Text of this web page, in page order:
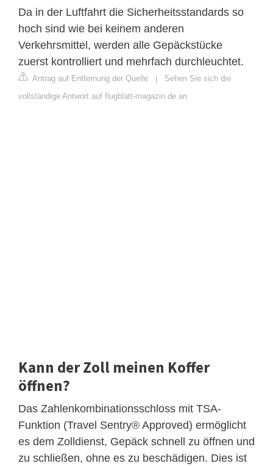
Da in der Luftfahrt die Sicherheitsstandards so
hoch sind wie bei keinem anderen
Verkehrsmittel, werden alle Gepäckstücke
zuerst kontrolliert und mehrfach durchleuchtet.
Antrag auf Entfernung der Quelle
Sehen Sie sich die
vollständige Antwort auf flugblatt-magazin.de an
Kann der Zoll meinen Koffer
öffnen?
Das Zahlenkombinationsschloss mit TSA-
Funktion (Travel Sentry® Approved) ermöglicht
es dem Zolldienst, Gepäck schnell zu öffnen und
zu schließen, ohne es zu beschädigen. Dies ist